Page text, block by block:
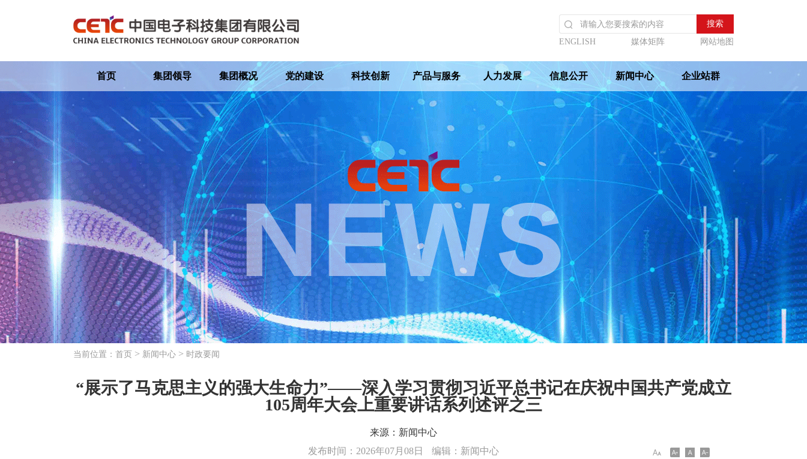
ENGLISH 媒体矩阵 网站地图
首页 集团领导 集团概况 党的建设 科技创新 产品与服务 人力发展 信息公开 新闻中心 企业站群
当前位置： 首页 > 新闻中心 > 时政要闻
“展示了马克思主义的强大生命力”——深入学习贯彻习近平总书记在庆祝中国共产党成立
105周年大会上重要讲话系列述评之三
来源：新闻中心
发布时间：2026年07月08日
编辑：新闻中心